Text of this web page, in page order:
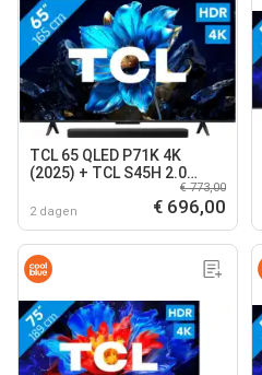
TCL 65 QLED P71K 4K
(2025) + TCL S45H 2.0
2 dagen
€ 773,00
€ 696,00